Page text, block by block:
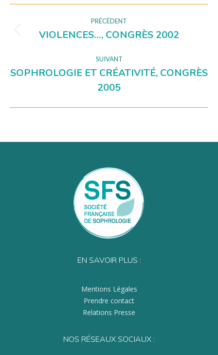
NAVIGATION
DE
COMMENTAIRE
PRÉCÉDENT
Onglet
VIOLENCES…, CONGRÈS 2002
SUIVANT
similaires
SOPHROLOGIE ET CRÉATIVITÉ, CONGRÈS
2005
EN SAVOIR PLUS :
Mentions Légales
Prendre contact
Relations Presse
NOS RÉSEAUX SOCIAUX :